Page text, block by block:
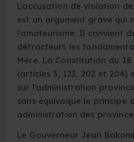
L’accusation de violation
est un argument grave qui
l’amateurisme. Il convient
détracteurs les
Mère. La Constitution du
(articles 3, 123, 202 et 204)
sur l’administration
sans équivoque le principe
administration des
Le Gouverneur Jean